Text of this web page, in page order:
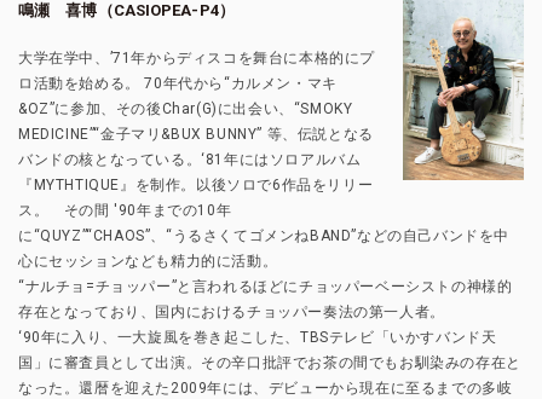
鳴瀬 喜博（CASIOPEA-P4）
大学在学中、’71年からディスコを舞台に本格的にプ
ロ活動を始める。 70年代から“カルメン・マキ
&OZ”に参加、その後Char(G)に出会い、“SMOKY
MEDICINE”“金子マリ&BUX BUNNY” 等、伝説となる
バンドの核となっている。‘81年にはソロアルバム
『MYTHTIQUE』を制作。以後ソロで6作品をリリー
ス。 その間 '90年までの10年
に“QUYZ”“CHAOS”、“うるさくてゴメンねBAND”などの自己バンドを中
心にセッションなども精力的に活動。
“ナルチョ=チョッパー”と言われるほどにチョッパーベーシストの神様的
存在となっており、国内におけるチョッパー奏法の第一人者。
‘90年に入り、一大旋風を巻き起こした、TBSテレビ「いかすバンド天
国」に審査員として出演。その辛口批評でお茶の間でもお馴染みの存在と
なった。還暦を迎えた2009年には、デビューから現在に至るまでの多岐